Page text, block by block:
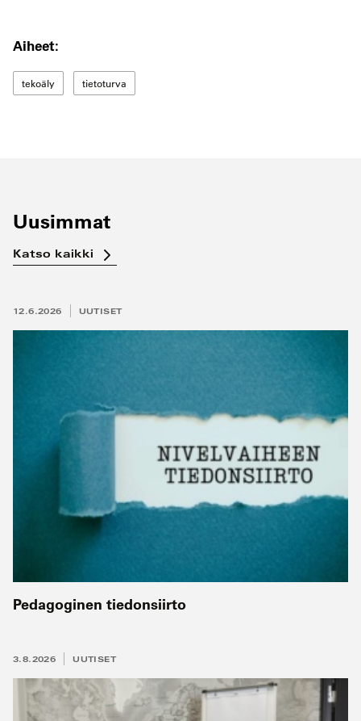
Aiheet:
tekoäly tietoturva
Uusimmat
Katso kaikki
12.6.2026 UUTISET
Pedagoginen tiedonsiirto
3.8.2026 UUTISET